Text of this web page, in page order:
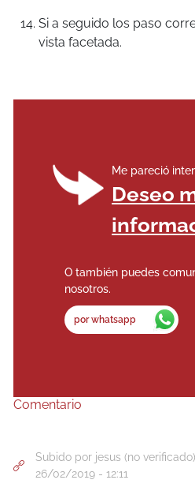
Si a seguido los paso
vista facetada.
Me pareció
Deseo
O también puedes
nosotros.
por whatsapp
Comentario
Subido por jesus (no verificado)
26/02/2019 - 12:11